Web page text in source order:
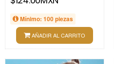
Mínimo: 100 piezas
AÑADIR AL CARRITO